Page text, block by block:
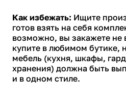
Как избежать: Ищите
готов взять на себя
возможно, вы закажете не
купите в любимом бутике,
мебель (кухня, шкафы,
хранения) должна быть
и в одном стиле.